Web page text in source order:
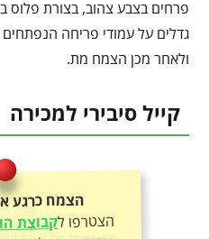
פרחים בצבע צהוב, בצורת פלוס
גדלים על עמודי פריחה
ולאחר מכן הצמח מת.
קייל סיבירי למכירה
הצמח כרגע
הצטרפו לקבוצת